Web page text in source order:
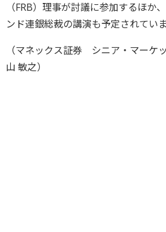
（FRB）理事が討議に参加するほか
ンド連銀総裁の講演も予定されていま
（マネックス証券 シニア・マー
山 敏之）